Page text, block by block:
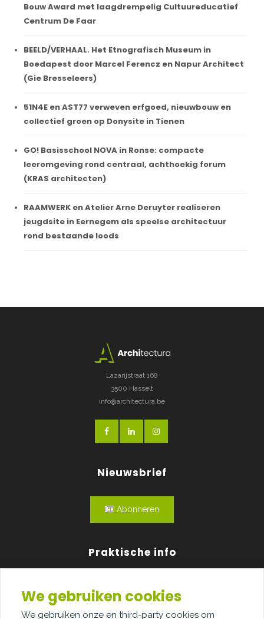
Bouw Award met laagdrempelig Cultuureducatief
Centrum De Faar
BEELD/VERHAAL. Het Etnografisch Museum in
Boedapest door Marcel Ferencz en Napur Architect
(Gie Bresseleers)
51N4E en AST77 verweven erfgoed, nieuwbouw en
collectief groen op Donysite in Tienen
GO! Basisschool NOVA in Ronse: compacte
leeromgeving rond centraal, achthoekig forum
(KRAS architecten)
RAAMWERK en Atelier Arne Deruyter realiseren
jeugdsite in Eernegem als speelse architectuur
rond bestaande loods
Lazarijstraat 168
3500 Hasselt
info@architectura.be
Nieuwsbrief
Abonneren
Praktische info
Over ons
We gebruiken cookies
We gebruiken onze en third-party cookies om